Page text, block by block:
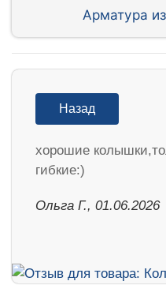
Арматура
Назад
хорошие
гибкие:)
Ольга Г., 01.06.2026